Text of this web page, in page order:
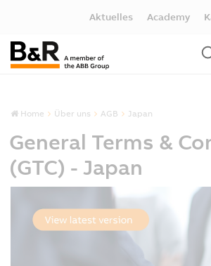
Aktuelles Academy
Home Über uns AGB Japan
General Terms &
(GTC) - Japan